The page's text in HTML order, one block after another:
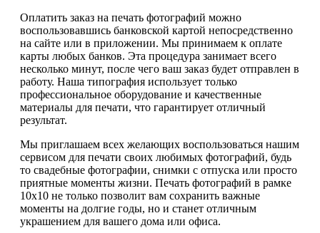
Оплатить заказ на печать фотографий можно
воспользовавшись банковской картой непосредственно
на сайте или в приложении. Мы принимаем к оплате
карты любых банков. Эта процедура занимает всего
несколько минут, после чего ваш заказ будет отправлен в
работу. Наша типография использует только
профессиональное оборудование и качественные
материалы для печати, что гарантирует отличный
результат.
Мы приглашаем всех желающих воспользоваться нашим
сервисом для печати своих любимых фотографий, будь
то свадебные фотографии, снимки с отпуска или просто
приятные моменты жизни. Печать фотографий в рамке
10х10 не только позволит вам сохранить важные
моменты на долгие годы, но и станет отличным
украшением для вашего дома или офиса.